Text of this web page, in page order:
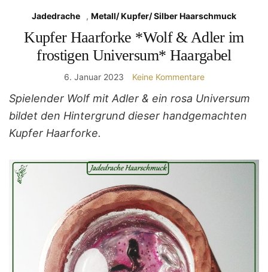
Jadedrache , Metall/ Kupfer/ Silber Haarschmuck
Kupfer Haarforke *Wolf & Adler im
frostigen Universum* Haargabel
6. Januar 2023 Keine Kommentare
Spielender Wolf mit Adler & ein rosa Universum
bildet den Hintergrund dieser handgemachten
Kupfer Haarforke.